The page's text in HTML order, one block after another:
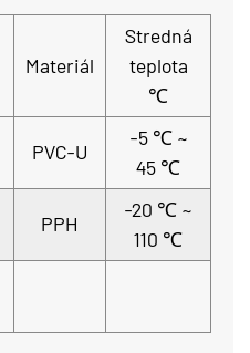
Materiál
Stredná
teplota
℃
PVC-U
-5 ℃ ~
45 ℃
PPH
-20 ℃ ~
110 ℃